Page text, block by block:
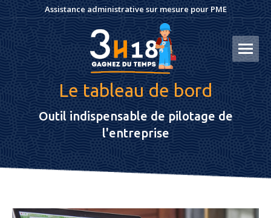
Assistance administrative sur mesure pour PME
Le tableau de bord
Outil indispensable de pilotage de
l'entreprise